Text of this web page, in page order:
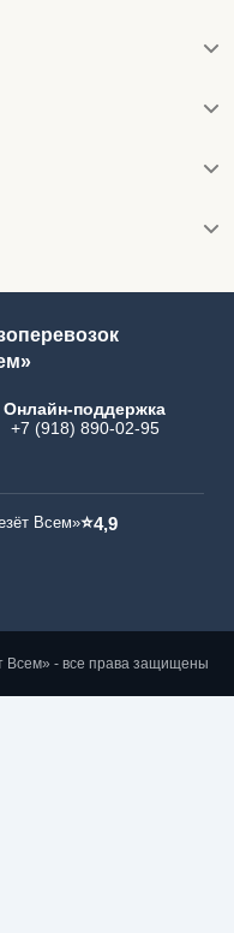
Онлайн-поддержка
+7 (918) 890-02-95
Всем»⭐4,9
Всем» - все права защищены